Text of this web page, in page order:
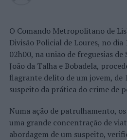
O Comando Metropolitano de
Divisão Policial de Loures, no dia
02h00, na união de freguesias de
João da Talha e Bobadela,
flagrante delito de um jovem, de
suspeito da prática do crime de
Numa ação de patrulhamento,
uma grande concentração de
abordagem de um suspeito,